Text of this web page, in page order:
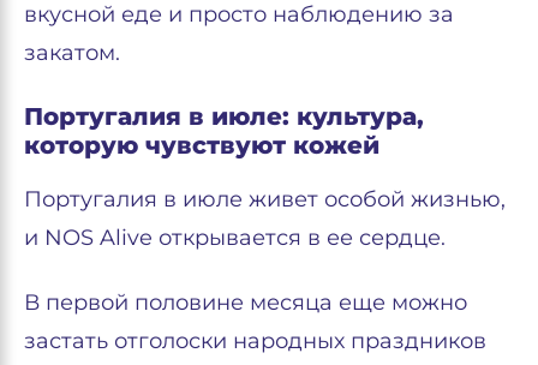
вкусной еде и просто наблюдению за
закатом.
Португалия в июле: культура,
которую чувствуют кожей
Португалия в июле живет особой жизнью,
и NOS Alive открывается в ее сердце.
В первой половине месяца еще можно
застать отголоски народных праздников